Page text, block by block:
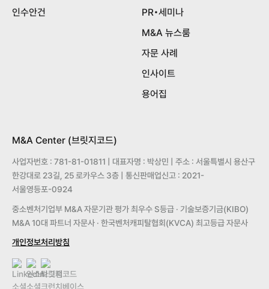
인수안건
PR•세미나
M&A 뉴스룸
자문 사례
인사이트
용어집
M&A Center (브릿지코드)
사업자번호 : 781-81-01811 | 대표자명 : 박상민 | 주소 : 서울특별시 용산구
한강대로 23길, 25 로카우스 3층 | 통신판매업신고 : 2021-
서울영등포-0924
중소벤처기업부 M&A 자문기관 평가 최우수 S등급 · 기술보증기금(KIBO)
M&A 10대 파트너 자문사 · 한국벤처캐피탈협회(KVCA) 최고등급 자문사
개인정보처리방침